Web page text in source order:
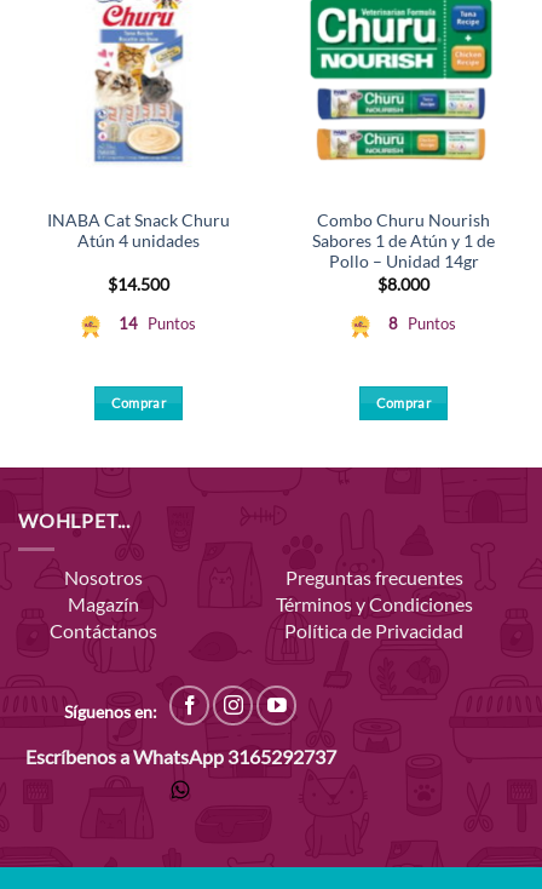
INABA Cat Snack Churu
Atún 4 unidades
$14.500
14 Puntos
Comprar
Combo Churu Nourish
Sabores 1 de Atún y 1 de
Pollo – Unidad 14gr
$8.000
8 Puntos
Comprar
WOHLPET...
Nosotros
Magazín
Contáctanos
Preguntas frecuentes
Términos y Condiciones
Política de Privacidad
Síguenos en:
Escríbenos a WhatsApp 3165292737